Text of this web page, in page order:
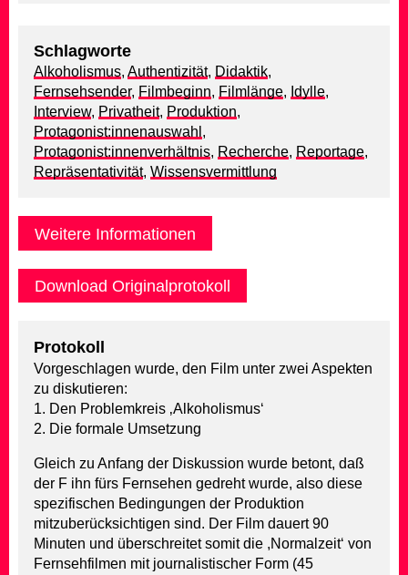
Schlagworte
Alkoholismus, Authentizität, Didaktik,
Fernsehsender, Filmbeginn, Filmlänge, Idylle,
Interview, Privatheit, Produktion,
Protagonist:innenauswahl ,
Protagonist:innenverhältnis, Recherche, Reportage,
Repräsentativität, Wissensvermittlung
Weitere Informationen
Download Originalprotokoll
Protokoll
Vorgeschlagen wurde, den Film unter zwei Aspekten
zu diskutieren:
1. Den Problemkreis ‚Alkoholismus‘
2. Die formale Umsetzung
Gleich zu Anfang der Diskussion wurde betont, daß
der F ihn fürs Fernsehen gedreht wurde, also diese
spezifischen Bedingungen der Produktion
mitzuberücksichtigen sind. Der Film dauert 90
Minuten und überschreitet somit die ,Normalzeit‘ von
Fernsehfilmen mit journalistischer Form (45